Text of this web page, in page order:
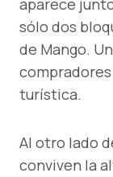
aparece
​​sólo dos
de Mango.
turística.
Al otro lado
conviven la